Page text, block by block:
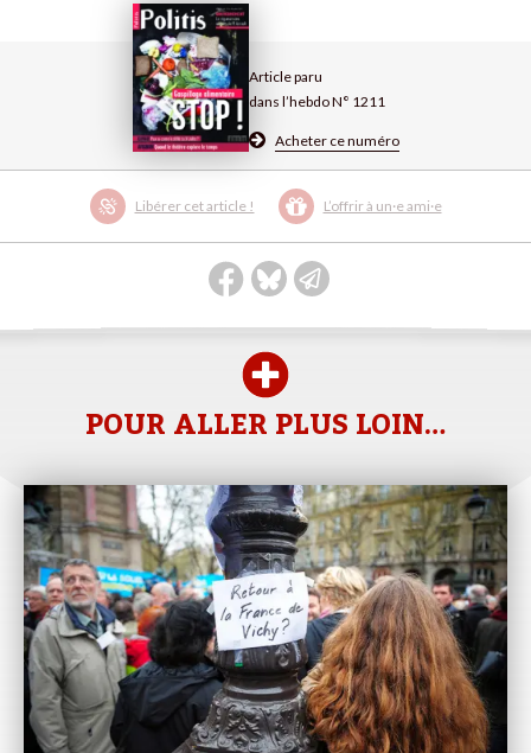
Article paru
dans l’hebdo N° 1211
Acheter ce numéro
Libérer cet article ! L’offrir à un·e ami·e
POUR ALLER PLUS LOIN…